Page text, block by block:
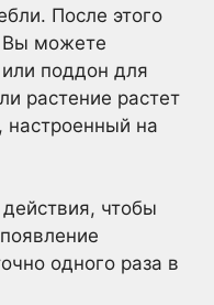
После этого
Вы можете
поддон для
растение растет
настроенный на
чтобы
одного раза в